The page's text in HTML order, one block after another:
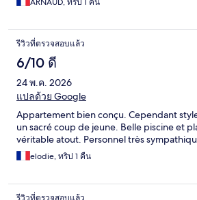
ARNAUD, ทริป 1 คืน
รีวิวที่ตรวจสอบแล้ว
6/10 ดี
24 พ.ค. 2026
แปลด้วย Google
Appartement bien conçu. Cependant
un sacré coup de jeune. Belle piscine et
véritable atout. Personnel très
elodie, ทริป 1 คืน